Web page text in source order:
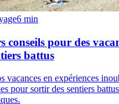
6 min
conseils pour des
battus
vacances en expériences
pour sortir des sentiers